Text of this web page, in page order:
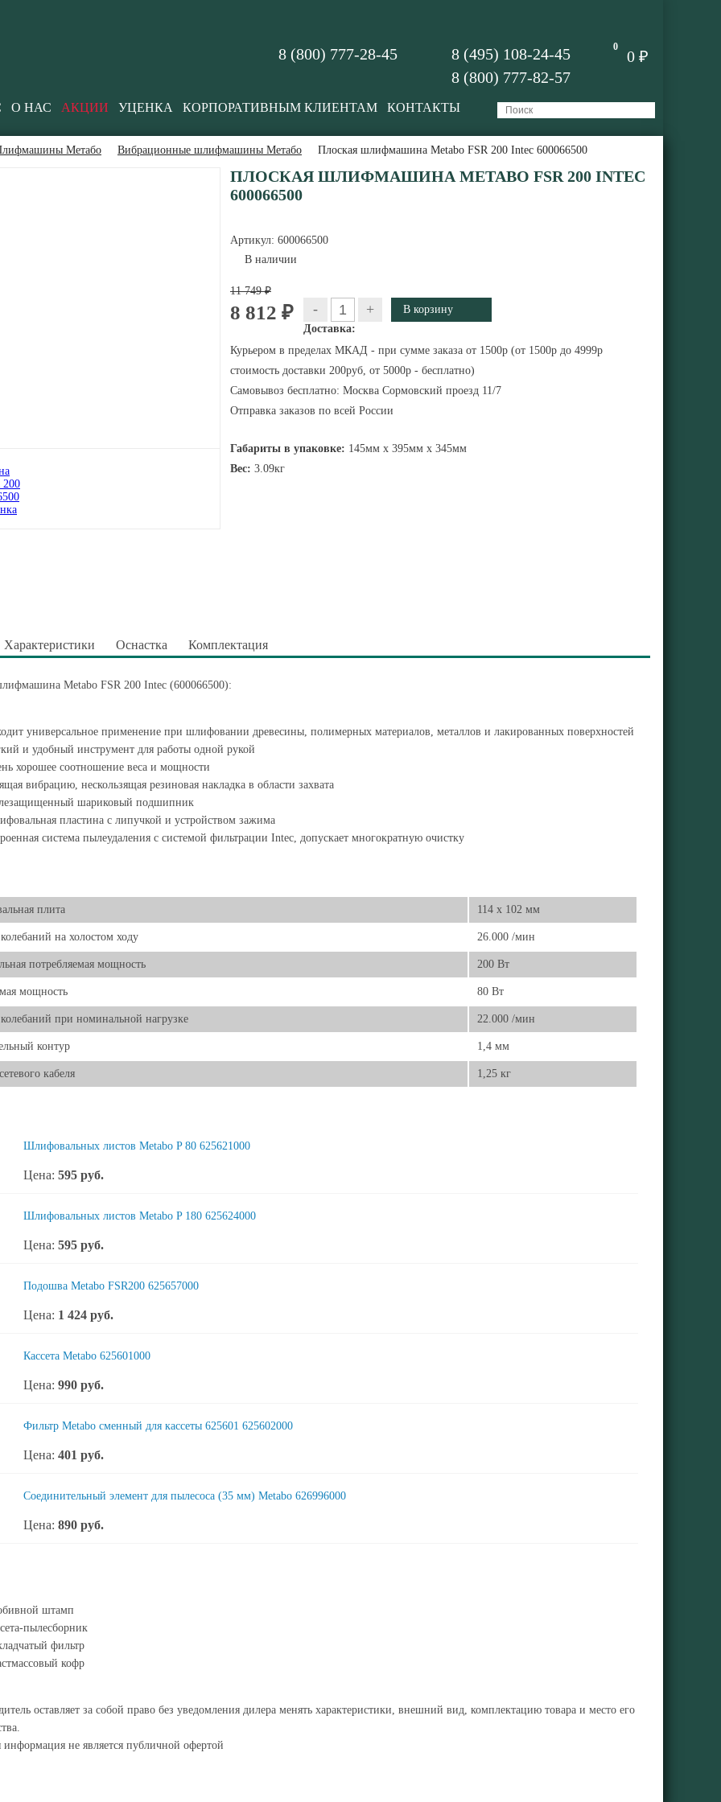
0
0 ₽
8 (495) 108-24-45
8 (800) 777-82-57
8 (800) 777-28-45
О НАС АКЦИИ УЦЕНКА КОРПОРАТИВНЫМ КЛИЕНТАМ КОНТАКТЫ
Метабо Вибрационные шлифмашины Метабо Плоская шлифмашина Metabo FSR 200 Intec 600066500
ПЛОСКАЯ ШЛИФМАШИНА METABO FSR 200 INTEC
600066500
Артикул: 600066500
В наличии
11 749 ₽
8 812 ₽ - +
Доставка:
Курьером в пределах МКАД - при сумме заказа от 1500р (от 1500р до 4999р
стоимость доставки 200руб, от 5000р - бесплатно)
Самовывоз бесплатно: Москва Сормовский проезд 11/7
Отправка заказов по всей России
Габариты в упаковке: 145мм x 395мм x 345мм
Вес: 3.09кг
Характеристики Оснастка Комплектация
Metabo FSR 200 Intec (600066500):
универсальное применение при шлифовании древесины, полимерных материалов, металлов и лакированных поверхностей
и удобный инструмент для работы одной рукой
хорошее соотношение веса и мощности
вибрацию, нескользящая резиновая накладка в области захвата
шариковый подшипник
пластина с липучкой и устройством зажима
система пылеудаления с системой фильтрации Intec, допускает многократную очистку
плита 114 x 102 мм
на холостом ходу 26.000 /мин
потребляемая мощность 200 Вт
мощность 80 Вт
колебаний при номинальной нагрузке 22.000 /мин
контур 1,4 мм
кабеля 1,25 кг
Шлифовальных листов Metabo P 80 625621000
Цена: 595 руб.
Шлифовальных листов Metabo P 180 625624000
Цена: 595 руб.
Подошва Metabo FSR200 625657000
Цена: 1 424 руб.
Кассета Metabo 625601000
Цена: 990 руб.
Фильтр Metabo сменный для кассеты 625601 625602000
Цена: 401 руб.
Соединительный элемент для пылесоса (35 мм) Metabo 626996000
Цена: 890 руб.
штамп
пылесборник
фильтр
кофр
оставляет за собой право без уведомления дилера менять характеристики, внешний вид, комплектацию товара и место его
информация не является публичной офертой